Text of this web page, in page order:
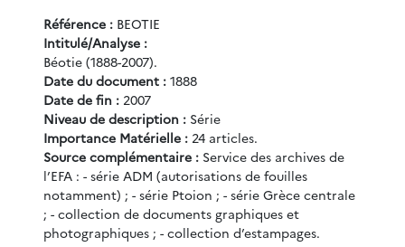
des Muses de l'Hélicon (1889), par P. Jamot.
Ptoios à Perdico-Vvrysi (1885-1891), sous la direction de
Thespies.
continentale (Béotie, Phocide, Locride) (11-15 avr. 1925).
(sept.-oct. 1934).
Ptoios sur le site d'Akraiphia à Castraki (1936), par M. Feyel et
scientifiques de J. Jannoray, P. Guillon et M. Feyel en Béotie
de J. Jannoray à Livadie (mai 1937) : rapport,
en Béotie (sept. 1937) : rapport, photographies du sommet
en Béotie et autres lieux (Ptoïon, Chéronée, Delphes, Thèbes) :
Référence : BEOTIE
Intitulé/Analyse :
Béotie (1888-2007).
Date du document : 1888
Date de fin : 2007
Niveau de description : Série
Importance Matérielle : 24 articles.
Source complémentaire : Service des archives de
l’EFA : - série ADM (autorisations de fouilles
notamment) ; - série Ptoion ; - série Grèce centrale
; - collection de documents graphiques et
photographiques ; - collection d’estampages.